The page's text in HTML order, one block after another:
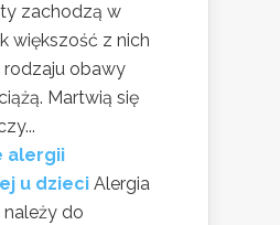
zachodzą w
większość z nich
obawy
Martwią się
alergii
u dzieci Alergia
do